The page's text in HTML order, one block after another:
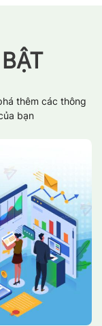
thêm các thông
bạn